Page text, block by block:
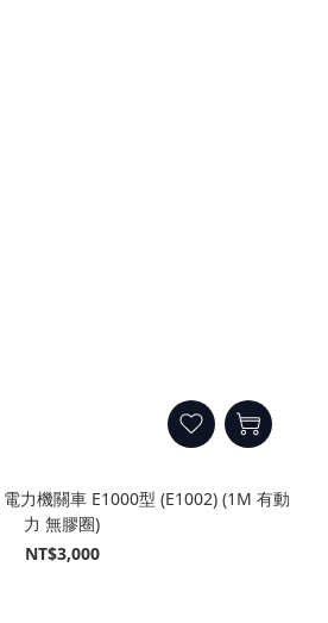
力機關車 E1000型 (E1002) (1M 有動
力 無膠圈)
NT$3,000